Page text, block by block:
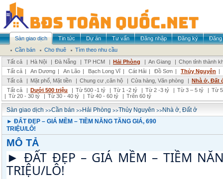
Sàn giao dịch Tin tức Dự án Tư vấn Đăng nhập Đăng ký
Đăng
Cần bán
Cho thuê
Tìm theo nhu cầu
Tất cả
| Hà Nội | Đà Nẵng | TP HCM | Hải Phòng | An Giang | Chọn tỉnh thành
Tất cả | An Dương | An Lão | Bạch Long Vĩ | Cát Hải | Đồ Sơn | Thủy Nguyên |
Tất cả
| Mặt phố, Mặt tiền | Chung cư ,căn hộ | Cửa hàng, Văn phòng | Nhà ở, Đất
Tất cả
| Dưới 500 triệu | Từ 500 -1 tỷ | Từ 1 -2 tỷ | Từ 2 -3 tỷ | Từ 3 – 5 tỷ | Từ
| Từ 20 - 30 tỷ | Từ 30 - 40 tỷ | Từ 40 - 60 tỷ | Trên 60 tỷ
Sàn giao dịch >>Cần bán >>Hải Phòng >>Thủy Nguyên >>Nhà ở, Đất ở
► ĐẤT ĐẸP – GIÁ MỀM – TIỀM NĂNG TĂNG GIÁ, 690
TRIỆU/LÔ!
MÔ TẢ
► ĐẤT ĐẸP – GIÁ MỀM – TIỀM
TRIỆU/LÔ!